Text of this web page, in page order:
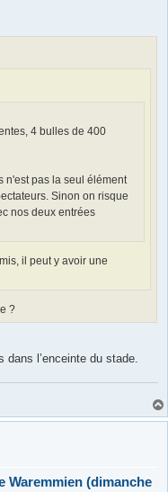
4 bulles de 400
n'est pas la seul élément
Sinon on risque
nos deux entrées
il peut y avoir une
?
dans l’enceinte du stade.
Waremmien (dimanche